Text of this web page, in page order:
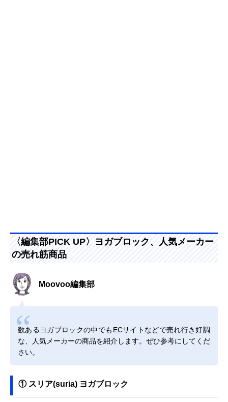
〈編集部PICK UP〉ヨガブロック、人気メーカー
の売れ筋商品
Moovoo編集部
数あるヨガブロックの中でもECサイトなどで売れ行き好調
な、人気メーカーの商品を紹介します。ぜひ参考にしてくだ
さい。
① スリア(suria) ヨガブロック